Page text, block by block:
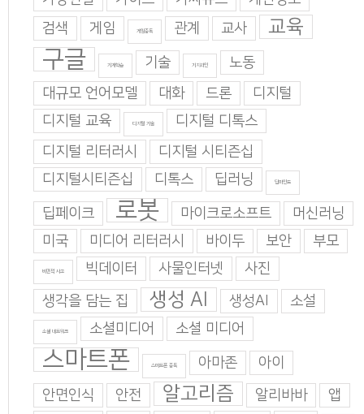
검색
게임 게임중독 관계 교사 교육
구글 기계학습 기술 기지과인
노동
대규모 언어모델
대화 드론
디지털
디지털 교육
디지털 기술
디지털 디톡스
디지털 리터러시
디지털 시티즌십
디지털시티즌십
디톡스 딥러닝 딥마인드
딥페이크 로봇 마이크로소프트
머신러닝
미국
미디어 리터러시 바이두 보안 부모
비판적 사고 빅데이터 사물인터넷
사진
생각을 담는 집
생성 AI 생성AI 소설
소셜 네트워크 소셜미디어 소셜 미디어
스마트폰 스마트폰 중독 아마존
아이
안면인식
안전 알고리즘 알리바바
앱